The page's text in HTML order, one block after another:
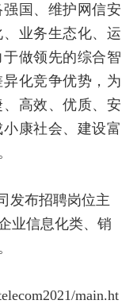
国、维护网信安
业务生态化、运
做领先的综合智
化竞争优势，为
高效、优质、安
康社会、建设富
发布招聘岗位主
业信息化类、销
main.ht